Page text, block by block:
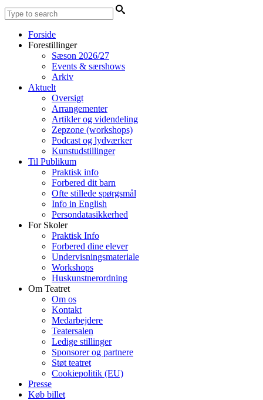
Forside
Forestillinger
Sæson 2026/27
Events & særshows
Arkiv
Aktuelt
Oversigt
Arrangementer
Artikler og videndeling
Zepzone (workshops)
Podcast og lydværker
Kunstudstillinger
Til Publikum
Praktisk info
Forbered dit barn
Ofte stillede spørgsmål
Info in English
Persondatasikkerhed
For Skoler
Praktisk Info
Forbered dine elever
Undervisningsmateriale
Workshops
Huskunstnerordning
Om Teatret
Om os
Kontakt
Medarbejdere
Teatersalen
Ledige stillinger
Sponsorer og partnere
Støt teatret
Cookiepolitik (EU)
Presse
Køb billet